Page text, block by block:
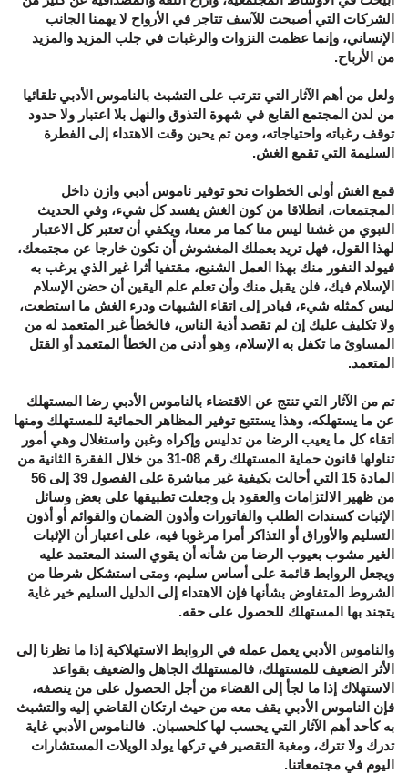
الشركات التي أصبحت للآسف تتاجر في الأرواح لا يهمنا الجانب
الإنساني، وإنما عظمت النزوات والرغبات في جلب المزيد والمزيد
من الأرباح.
ولعل من أهم الآثار التي تترتب على التشبث بالناموس الأدبي تلقائيا
من لدن المجتمع القابع في شهوة التذوق والنهل بلا اعتبار ولا حدود
توقف رغباته واحتياجاته، ومن تم يحين وقت الاهتداء إلى الفطرة
السليمة التي تقمع الغش.
قمع الغش أولى الخطوات نحو توفير ناموس أدبي وازن داخل
المجتمعات، انطلاقا من كون الغش يفسد كل شيء، وفي الحديث
النبوي من غشنا ليس منا كما مر معنا، ويكفي أن تعتبر كل الاعتبار
لهذا القول، فهل تريد بعملك المغشوش أن تكون خارجا عن مجتمعك،
فيولد النفور منك بهذا العمل الشنيع، مقتفيا أثرا غير الذي يرغب به
الإسلام فيك، فلن يقبل منك وأن تعلم علم اليقين أن حضن الإسلام
ليس كمثله شيء، فبادر إلى اتقاء الشبهات ودرء الغش ما استطعت،
ولا تكليف عليك إن لم تقصد أذية الناس، فالخطأ غير المتعمد له من
المساوئ ما تكفل به الإسلام، وهو أدنى من الخطأ المتعمد أو القتل
المتعمد.
تم من الآثار التي تنتج عن الاقتضاء بالناموس الأدبي رضا المستهلك
عن ما يستهلكه، وهذا يستتبع توفير المظاهر الحمائية للمستهلك ومنها
اتقاء كل ما يعيب الرضا من تدليس وإكراه وغبن واستغلال وهي أمور
تناولها قانون حماية المستهلك رقم 08-31 من خلال الفقرة الثانية من
المادة 15 التي أحالت بكيفية غير مباشرة على الفصول 39 إلى 56
من ظهير الالتزامات والعقود بل وجعلت تطبيقها على بعض وسائل
الإثبات كسندات الطلب والفاتورات وأذون الضمان والقوائم أو أذون
التسليم والأوراق أو التذاكر أمرا مرغوبا فيه، على اعتبار أن الإثبات
الغير مشوب بعيوب الرضا من شأنه أن يقوي السند المعتمد عليه
ويجعل الروابط قائمة على أساس سليم، ومتى استشكل شرطا من
الشروط المتفاوض بشأنها فإن الاهتداء إلى الدليل السليم خير غاية
يتجند بها المستهلك للحصول على حقه.
والناموس الأدبي يعمل عمله في الروابط الاستهلاكية إذا ما نظرنا إلى
الأثر الضعيف للمستهلك، فالمستهلك الجاهل والضعيف بقواعد
الاستهلاك إذا ما لجأ إلى القضاء من أجل الحصول على من ينصفه،
فإن الناموس الأدبي يقف معه من حيث ارتكان القاضي إليه والتشبث
به كأحد أهم الآثار التي يحسب لها كلحسبان. فالناموس الأدبي غاية
تدرك ولا تترك، ومغبة التقصير في تركها يولد الويلات المستشارات
اليوم في مجتمعاتنا.